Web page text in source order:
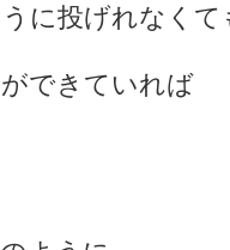
に投げれなくて
できていれば